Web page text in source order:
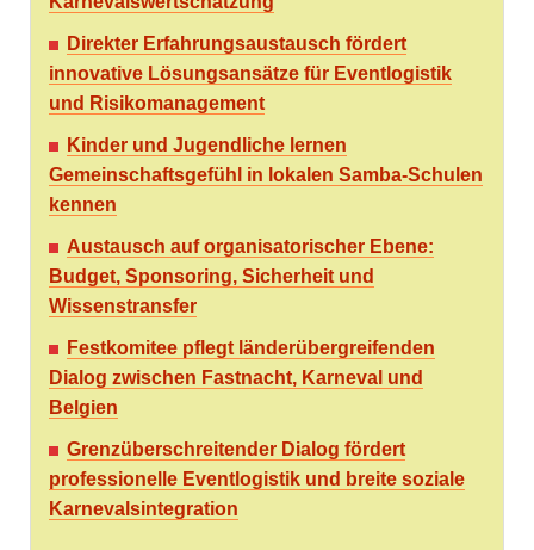
Direkter Erfahrungsaustausch fördert
innovative Lösungsansätze für Eventlogistik
und Risikomanagement
Kinder und Jugendliche lernen
Gemeinschaftsgefühl in lokalen Samba-Schulen
kennen
Austausch auf organisatorischer Ebene:
Budget, Sponsoring, Sicherheit und
Wissenstransfer
Festkomitee pflegt länderübergreifenden
Dialog zwischen Fastnacht, Karneval und
Belgien
Grenzüberschreitender Dialog fördert
professionelle Eventlogistik und breite soziale
Karnevalsintegration